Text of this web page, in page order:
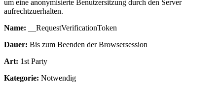
um eine anonymisierte Benutzersitzung durch den Server
aufrechtzuerhalten.
Name: __RequestVerificationToken
Dauer: Bis zum Beenden der Browsersession
Art: 1st Party
Kategorie: Notwendig